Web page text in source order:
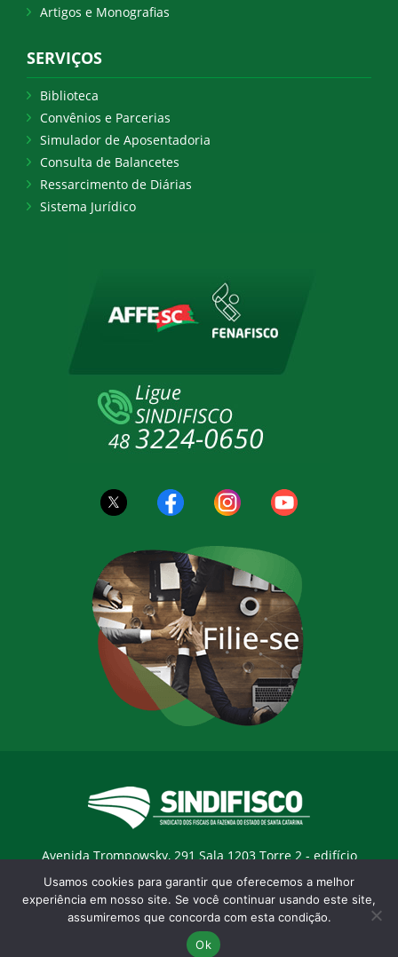
Artigos e Monografias
SERVIÇOS
Biblioteca
Convênios e Parcerias
Simulador de Aposentadoria
Consulta de Balancetes
Ressarcimento de Diárias
Sistema Jurídico
Avenida Trompowsky, 291 Sala 1203 Torre 2 - edifício
Trompowsky Corporate - Centro - Florianopólis / SC - CEP:
88015-300 |E-mail:sindifisco@sindifisco.org.br
Desenvolvido pelaagência Marketing Objetivo
Usamos cookies para garantir que oferecemos a melhor
experiência em nosso site. Se você continuar usando este site,
assumiremos que concorda com esta condição.
Ok